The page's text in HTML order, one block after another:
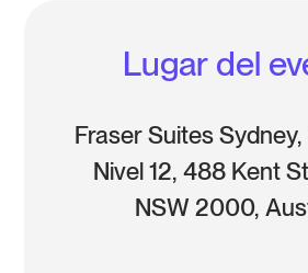
Lugar del
Fraser Suites Sydney,
Nivel 12, 488 Kent
NSW 2000,